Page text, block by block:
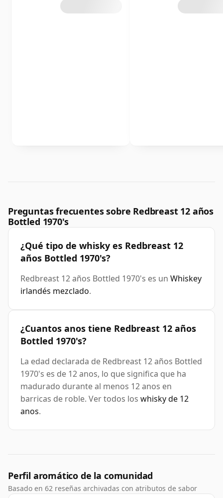
Preguntas frecuentes sobre Redbreast 12 años
Bottled 1970's
¿Qué tipo de whisky es Redbreast 12
años Bottled 1970's?
Redbreast 12 años Bottled 1970's es un Whiskey
irlandés mezclado.
¿Cuantos anos tiene Redbreast 12 años
Bottled 1970's?
La edad declarada de Redbreast 12 años Bottled
1970's es de 12 anos, lo que significa que ha
madurado durante al menos 12 anos en
barricas de roble. Ver todos los whisky de 12
anos.
Perfil aromático de la comunidad
Basado en 62 reseñas archivadas con atributos de sabor